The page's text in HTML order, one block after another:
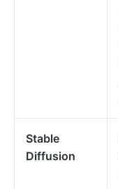
Stable
Diffusion